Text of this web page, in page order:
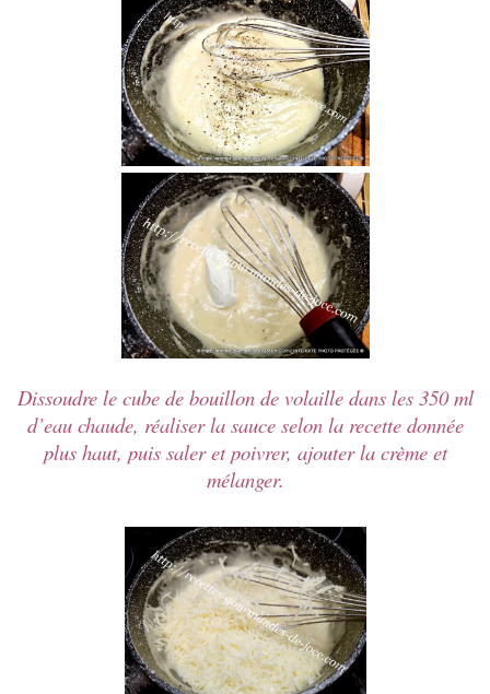
Dissoudre le cube de bouillon de volaille dans les 350 ml
d’eau chaude, réaliser la sauce selon la recette donnée
plus haut, puis saler et poivrer, ajouter la crème et
mélanger.